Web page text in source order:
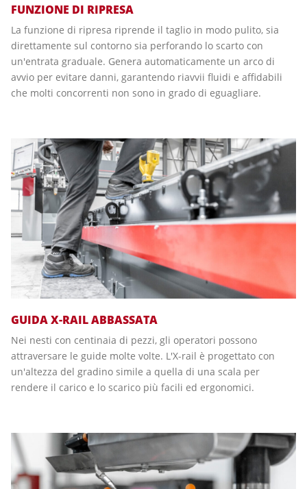
FUNZIONE DI RIPRESA
La funzione di ripresa riprende il taglio in modo pulito, sia
direttamente sul contorno sia perforando lo scarto con
un'entrata graduale. Genera automaticamente un arco di
avvio per evitare danni, garantendo riavvii fluidi e affidabili
che molti concorrenti non sono in grado di eguagliare.
GUIDA X-RAIL ABBASSATA
Nei nesti con centinaia di pezzi, gli operatori possono
attraversare le guide molte volte. L'X-rail è progettato con
un'altezza del gradino simile a quella di una scala per
rendere il carico e lo scarico più facili ed ergonomici.